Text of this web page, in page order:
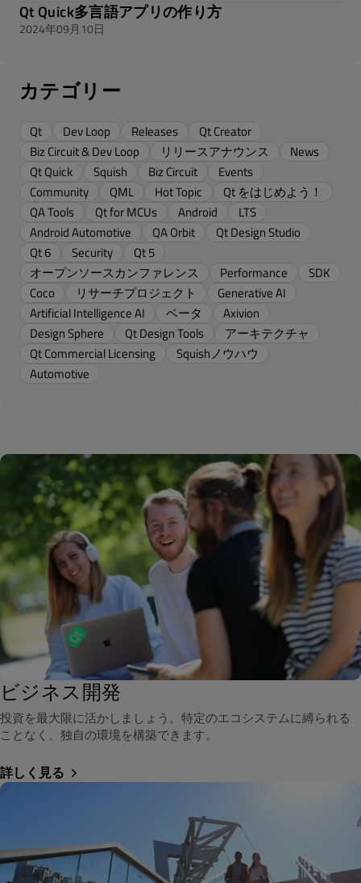
Qt Quick多言語アプリの作り方
2024年09月10日
カテゴリー
Qt Dev Loop Releases
Qt Creator
Biz Circuit & Dev Loop
リリースアナウンス
News
Qt Quick
Squish Biz Circuit
Events
Community
QML Hot Topic
Qt をはじめよう！
QA Tools
Qt for MCUs Android
LTS
Android Automotive
QA Orbit
Qt Design Studio
Qt 6
Security
Qt 5
オープンソースカンファレンス
Performance
SDK
Coco
リサーチプロジェクト
Generative AI
Artificial Intelligence AI
ベータ
Axivion
Design Sphere
Qt Design Tools
アーキテクチャ
Qt Commercial Licensing
Squishノウハウ
Automotive
ビジネス開発
投資を最大限に活かしましょう。特定のエコシステムに縛られる
ことなく、独自の環境を構築できます。
詳しく見る